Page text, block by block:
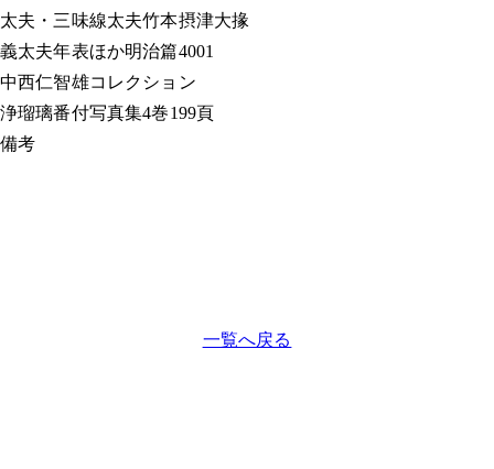
太夫・三味線太夫竹本摂津大掾
義太夫年表ほか明治篇4001
中西仁智雄コレクション
浄瑠璃番付写真集4巻199頁
備考
一覧へ戻る